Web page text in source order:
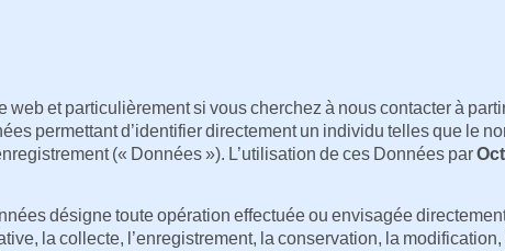
web et particulièrement si vous cherchez à nous contacter à
permettant d’identifier directement un individu telles que le
(« Données »). L’utilisation de ces Données par
désigne toute opération effectuée ou envisagée
la collecte, l’enregistrement, la conservation, la